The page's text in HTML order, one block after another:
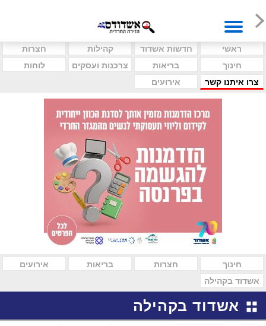
ראשי חדשות אשדוד קהילות
חצרות
חינוך
בריאות צרכנות ועסקים
לוחות
צרו איתנו קשר
אירועים
חינוך חצרות בריאות
אירועים
אשדוד בקהילה
אשדוד בקהילה